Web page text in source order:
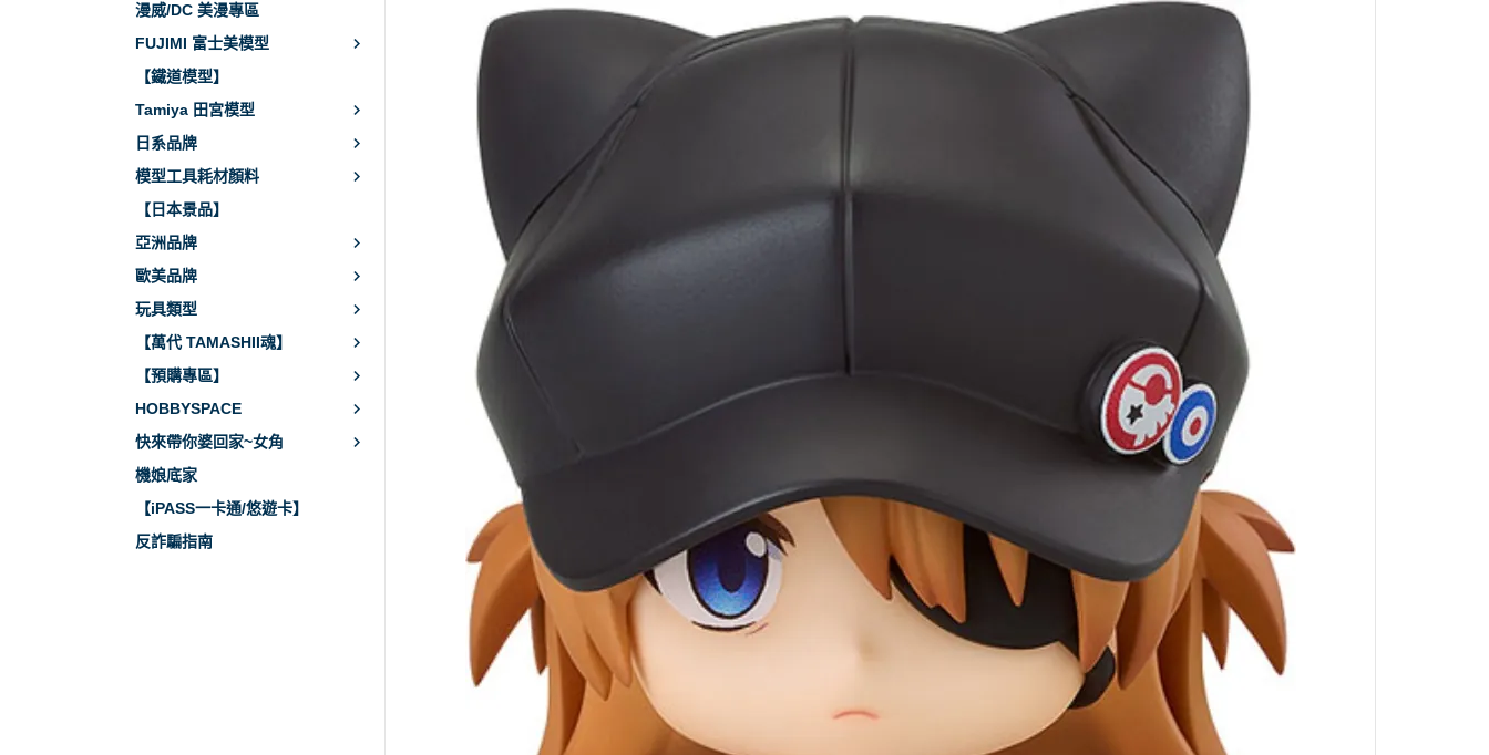
漫威/DC 美漫專區
FUJIMI 富士美模型
【鐵道模型】
Tamiya 田宮模型
日系品牌
模型工具耗材顏料
【日本景品】
亞洲品牌
歐美品牌
玩具類型
【萬代 TAMASHII魂】
【預購專區】
HOBBYSPACE
快來帶你婆回家~女角
機娘底家
【iPASS一卡通/悠遊卡】
反詐騙指南